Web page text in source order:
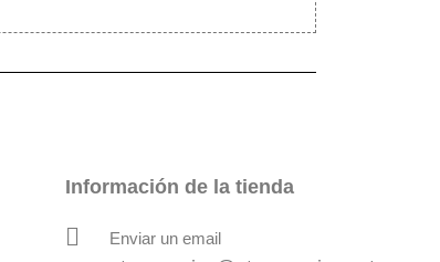
Información de la tienda
Enviar un email